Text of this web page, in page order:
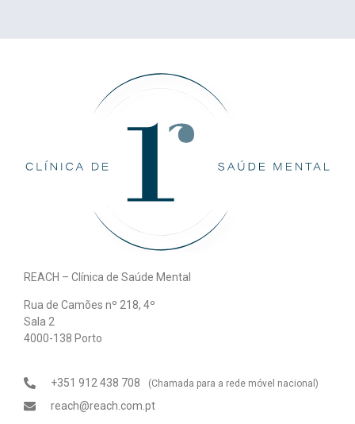
+351 912 438 708 (Chamada para a rede móvel nacional)
reach@reach.com.pt
REACH – Clínica de Saúde Mental
Rua de Camões nº 218, 4º
Sala 2
4000-138 Porto